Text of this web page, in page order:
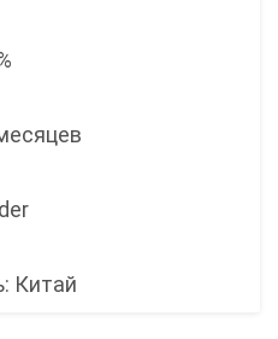
Китай